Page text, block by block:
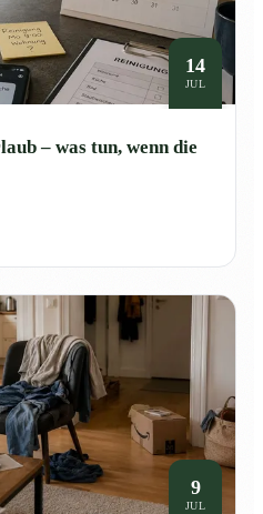
14
JUL
– was tun, wenn die
9
JUL